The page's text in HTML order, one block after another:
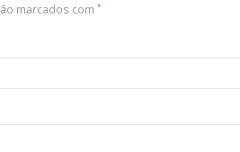
marcados com *